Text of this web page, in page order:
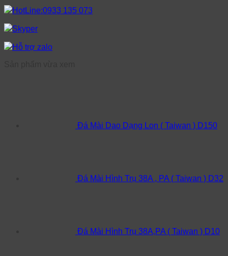
HotLine:0933 135 073
Skyper
Hỗ trợ zalo
Đá Mài Dao Dạng Lon ( Taiwan ) D150
Đá Mài Hình Trụ 38A , PA ( Taiwan ) D32
Đá Mài Hình Trụ 38A,PA ( Taiwan ) D10